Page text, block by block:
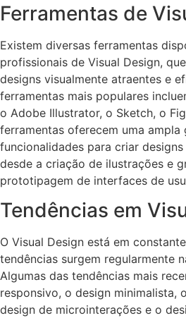
Ferramentas de
Existem diversas ferramentas
profissionais de Visual Design,
designs visualmente atraentes e
ferramentas mais populares
o Adobe Illustrator, o Sketch, o
ferramentas oferecem uma ampla
funcionalidades para criar
desde a criação de ilustrações e
prototipagem de interfaces de
Tendências em
O Visual Design está em
tendências surgem regularmente
Algumas das tendências mais
responsivo, o design minimalista,
design de microinterações e o